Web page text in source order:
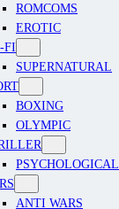
ROMCOMS
EROTIC
FI
SUPERNATURAL
BOXING
OLYMPIC
PSYCHOLOGICAL
ANTI WARS